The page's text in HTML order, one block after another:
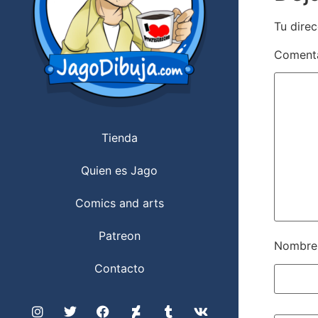
Tienda
Quien es Jago
Comics and arts
Patreon
Contacto
Tu